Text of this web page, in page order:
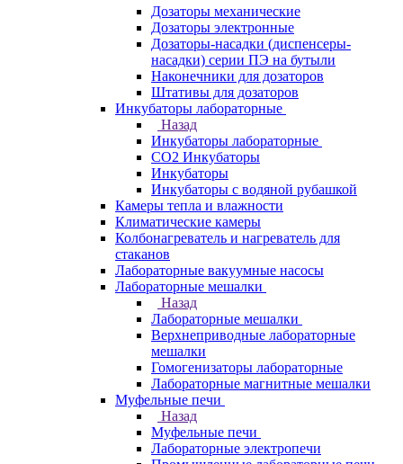
Дозаторы механические
Дозаторы электронные
Дозаторы-насадки (диспенсеры-
насадки) серии ПЭ на бутыли
Наконечники для дозаторов
Штативы для дозаторов
Инкубаторы лабораторные
Назад
Инкубаторы лабораторные
CO2 Инкубаторы
Инкубаторы
Инкубаторы с водяной рубашкой
Камеры тепла и влажности
Климатические камеры
Колбонагреватель и нагреватель для
стаканов
Лабораторные вакуумные насосы
Лабораторные мешалки
Назад
Лабораторные мешалки
Верхнеприводные лабораторные
мешалки
Гомогенизаторы лабораторные
Лабораторные магнитные мешалки
Муфельные печи
Назад
Муфельные печи
Лабораторные электропечи